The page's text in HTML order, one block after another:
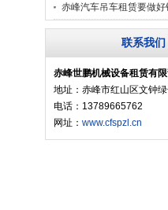
赤峰汽车吊车租赁要做好
联系我们
赤峰世鹏机械设备租赁有限
地址：赤峰市红山区文钟
电话：13789665762
网址： www.cfspzl.cn